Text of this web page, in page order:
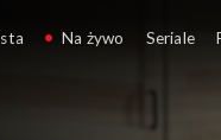
Na żywo Seriale